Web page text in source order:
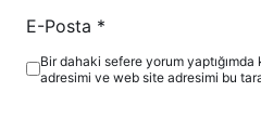
E-Posta *
Bir dahaki sefere yorum yaptığımda
adresimi ve web site adresimi bu